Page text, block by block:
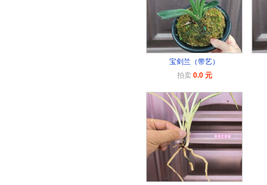
宝剑兰（带艺）
拍卖 0.0 元